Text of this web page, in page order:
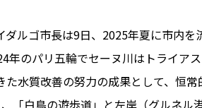
ダルゴ市長は9日、2025年夏に市内
年のパリ五輪でセーヌ川はトライア
た水質改善の努力の成果として、恒
「白鳥の遊歩道」と左岸（グルネ